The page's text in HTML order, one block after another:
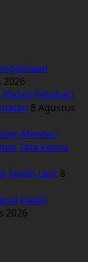
2026
Pelaihari,
8 Agustus
Menteri
Tata Kelola
Tanah Laut 8
Hadiri
2026